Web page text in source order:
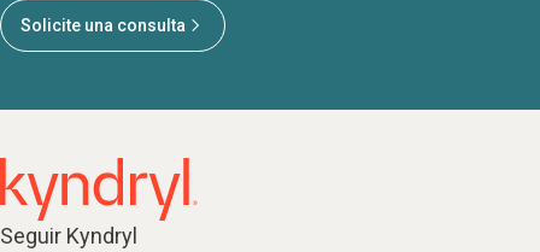
Solicite una consulta
Seguir Kyndryl